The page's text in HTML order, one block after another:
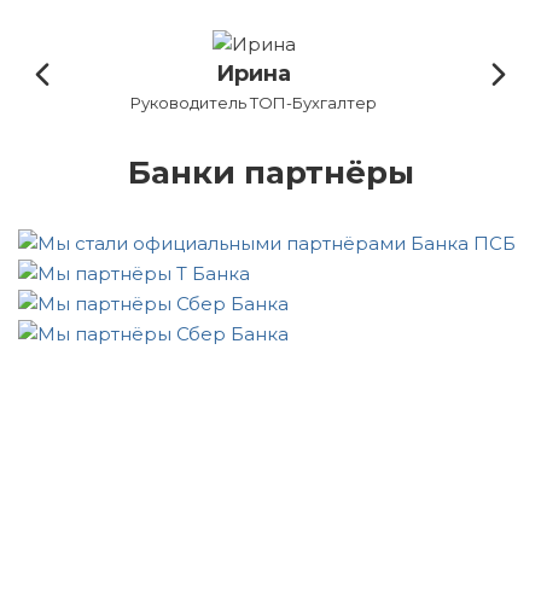
Валентина
Бухгалтер по первичной документации
Банки партнёры